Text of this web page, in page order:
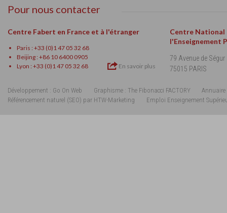
Pour nous contacter
Centre Fabert en France et à l'étranger
Paris : +33 (0)1 47 05 32 68
Beijing : +86 10 6400 0905
Lyon : +33 (0)1 47 05 32 68
En savoir plus
Centre National
l'Enseignement
79 Avenue de Ségur
75015 PARIS
Développement : Go On Web Graphisme : The Fibonacci FACTORY
Annuaire
Référencement naturel (SEO) par HTW-Marketing
Emploi Enseignement